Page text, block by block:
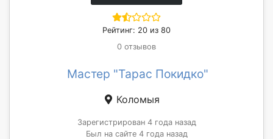
Рейтинг: 20 из 80
0 отзывов
Мастер "Тарас Покидко"
Коломыя
Зарегистрирован 4 года назад
Был на сайте 4 года назад